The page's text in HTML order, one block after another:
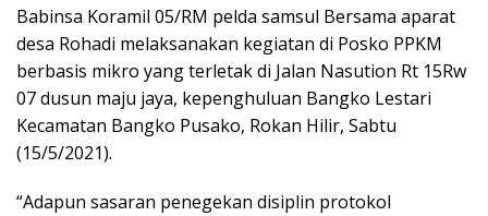
Babinsa Koramil 05/RM pelda samsul Bersama aparat
desa Rohadi melaksanakan kegiatan di Posko PPKM
berbasis mikro yang terletak di Jalan Nasution Rt 15Rw
07 dusun maju jaya, kepenghuluan Bangko Lestari
Kecamatan Bangko Pusako, Rokan Hilir, Sabtu
(15/5/2021).
“Adapun sasaran penegekan disiplin protokol